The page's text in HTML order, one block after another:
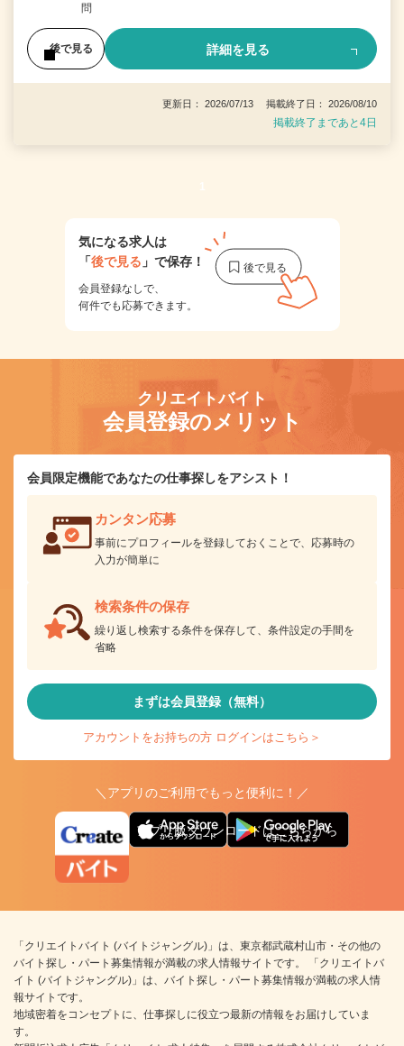
問
後で見る 詳細を見る
更新日： 2026/07/13 掲載終了日： 2026/08/10
掲載終了まであと4日
1
気になる求人は
「後で見る 」で保存！
会員登録なしで、
何件でも応募できます。
クリエイトバイト
会員登録のメリット
会員限定機能であなたの仕事探しをアシスト！
カンタン応募
事前にプロフィールを登録しておくことで、応募時の
入力が簡単に
検索条件の保存
繰り返し検索する条件を保存して、条件設定の手間を
省略
まずは会員登録（無料）
アカウントをお持ちの方 ログインはこちら＞
＼アプリのご利用でもっと便利に！／
アプリ版ダウンロードはこちらから
「クリエイトバイト (バイトジャングル)」は、東京都武蔵村山市・その他の
バイト探し・パート募集情報が満載の求人情報サイトです。 「クリエイトバ
イト (バイトジャングル)」は、バイト探し・パート募集情報が満載の求人情
報サイトです。
地域密着をコンセプトに、仕事探しに役立つ最新の情報をお届けしていま
す。